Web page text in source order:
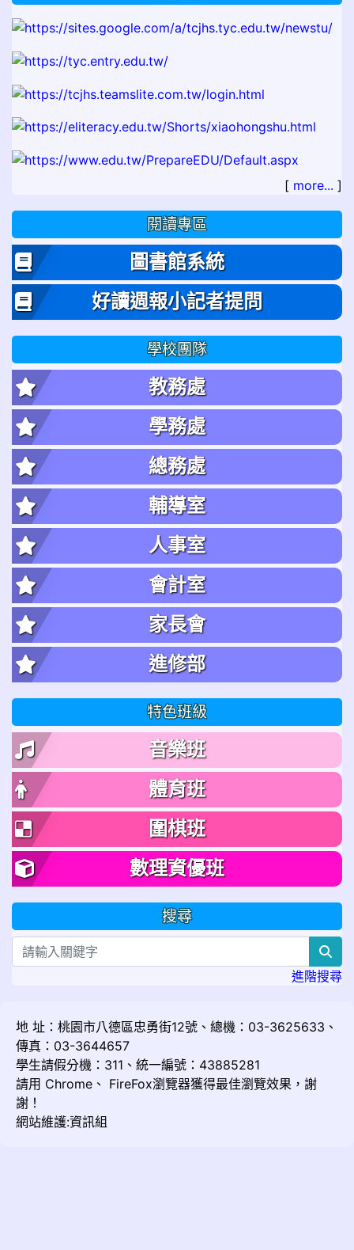
[ more... ]
閱讀專區
圖書館系統
好讀週報小記者提問
學校團隊
教務處
學務處
總務處
輔導室
人事室
會計室
家長會
進修部
特色班級
音樂班
體育班
圍棋班
數理資優班
搜尋
進階搜尋
地 址：桃園市八德區忠勇街12號、總機：03-3625633、
傳真：03-3644657
學生請假分機：311、統一編號：43885281
請用 Chrome 、 FireFox瀏覽器獲得最佳瀏覽效果，謝
謝！
網站維護:資訊組